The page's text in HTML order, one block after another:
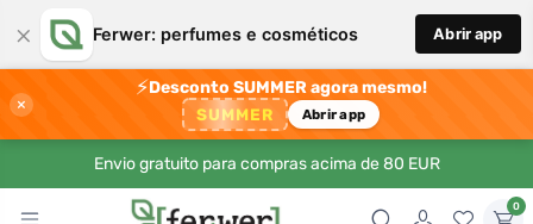
× Ferwer: perfumes e cosméticos Abrir app
×
⚡Desconto SUMMER agora mesmo!
SUMMER Abrir app
Envio gratuito para compras acima de 80 EUR
0